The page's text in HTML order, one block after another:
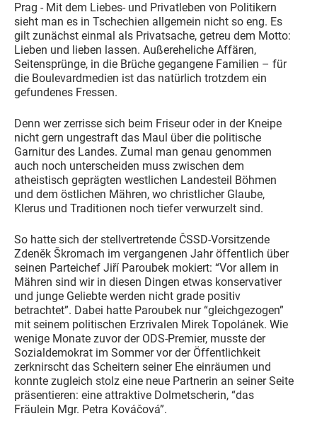
Prag - Mit dem Liebes- und Privatleben von Politikern
sieht man es in Tschechien allgemein nicht so eng. Es
gilt zunächst einmal als Privatsache, getreu dem Motto:
Lieben und lieben lassen. Außereheliche Affären,
Seitensprünge, in die Brüche gegangene Familien – für
die Boulevardmedien ist das natürlich trotzdem ein
gefundenes Fressen.
Denn wer zerrisse sich beim Friseur oder in der Kneipe
nicht gern ungestraft das Maul über die politische
Garnitur des Landes. Zumal man genau genommen
auch noch unterscheiden muss zwischen dem
atheistisch geprägten westlichen Landesteil Böhmen
und dem östlichen Mähren, wo christlicher Glaube,
Klerus und Traditionen noch tiefer verwurzelt sind.
So hatte sich der stellvertretende ČSSD-Vorsitzende
Zdeněk Škromach im vergangenen Jahr öffentlich über
seinen Parteichef Jiří Paroubek mokiert: “Vor allem in
Mähren sind wir in diesen Dingen etwas konservativer
und junge Geliebte werden nicht grade positiv
betrachtet”. Dabei hatte Paroubek nur “gleichgezogen”
mit seinem politischen Erzrivalen Mirek Topolánek. Wie
wenige Monate zuvor der ODS-Premier, musste der
Sozialdemokrat im Sommer vor der Öffentlichkeit
zerknirscht das Scheitern seiner Ehe einräumen und
konnte zugleich stolz eine neue Partnerin an seiner Seite
präsentieren: eine attraktive Dolmetscherin, “das
Fräulein Mgr. Petra Kováčová”.